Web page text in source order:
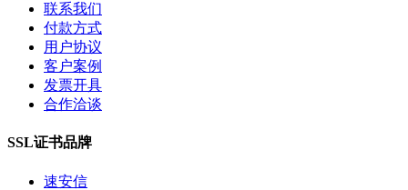
联系我们
付款方式
用户协议
客户案例
发票开具
合作洽谈
SSL证书品牌
速安信